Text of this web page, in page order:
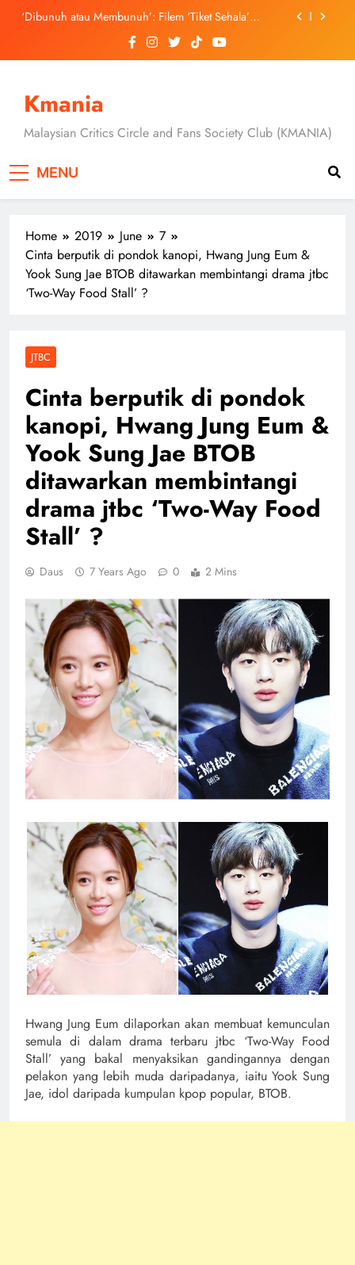
September Ini
‘Dibunuh atau Membunuh’: Filem ‘Tiket Sehala’
3 Sebab Untuk Mula Menonton “My Bias, My Boss”,
Kini Distrim di HBO Max Malaysia
SEUNGKWAN dan DINO SEVENTEEN
Duta Global Antarabangsa iQIYI, Cheng Lei Bakal
Buat Penampilan Istimewa di Kuala Lumpur
September Ini
Satukan Empat Negara Asia
3 Sebab Untuk Mula Menonton “My Bias, My Boss”,
Kini Distrim di HBO Max Malaysia
Kmania
Malaysian Critics Circle and Fans Society Club (KMANIA)
MENU
Home 2019 June
7
Cinta berputik di pondok kanopi, Hwang Jung Eum &
Yook Sung Jae BTOB ditawarkan membintangi drama jtbc
‘Two-Way Food Stall’ ?
JTBC
Cinta berputik di pondok
kanopi, Hwang Jung Eum &
Yook Sung Jae BTOB
ditawarkan membintangi
drama jtbc ‘Two-Way Food
Stall’ ?
Daus 7 Years Ago 0 2 Mins
Hwang Jung Eum dilaporkan akan membuat kemunculan
semula di dalam drama terbaru jtbc ‘Two-Way Food
Stall’ yang bakal menyaksikan gandingannya dengan
pelakon yang lebih muda daripadanya, iaitu Yook Sung
Jae, idol daripada kumpulan kpop popular, BTOB.